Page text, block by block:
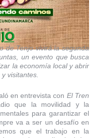
de Tenjo vivirá la segunda
un evento que busca
la economía local y abrir
visitantes.
en entrevista con El Tren
que la movilidad y la
para garantizar el
va a ser un desafío en
que el trabajo en la